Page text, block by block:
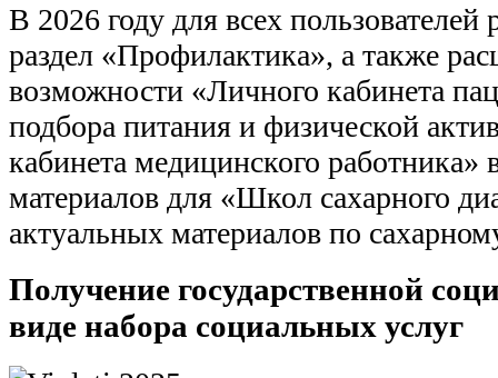
В 2026 году для всех пользователей
раздел «Профилактика», а также
возможности «Личного кабинета
подбора питания и физической
кабинета медицинского работника»
материалов для «Школ сахарного
актуальных материалов по
Получение государственной
виде набора социальных услуг